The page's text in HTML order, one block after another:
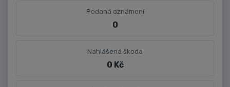
Podaná oznámení
0
Nahlášená škoda
0 Kč